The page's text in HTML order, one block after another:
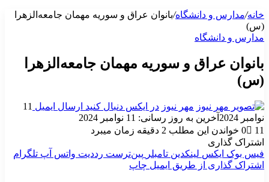
خانه/مدارس و دانشگاه/بانوان عراق و سوریه مهمان جامعه‌الزهرا
(س)
مدارس و دانشگاه
بانوان عراق و سوریه مهمان جامعه‌الزهرا
(س)
مهر نیوز در ایکس دنبال کنید ارسال ایمیل 11
نوامبر 2024
آخرین به روز رسانی: 11 نوامبر 2024
0
11
خواندن این مطلب 2 دقیقه زمان میبرد
اشتراک گذاری
فیس بوک ایکس لینکدین ‫تامبلر ‫پین‌ترست ‫رددیت واتس آپ تلگرام
اشتراک گذاری از طریق ایمیل چاپ